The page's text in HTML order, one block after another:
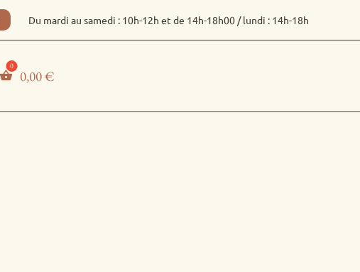
Du mardi au samedi : 10h-12h et de 14h-18h00 / lundi : 14h-18h
0,00€